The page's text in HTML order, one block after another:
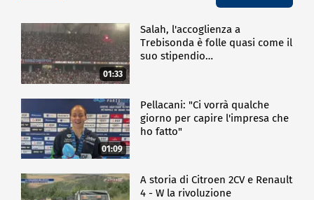
01:33
Salah, l'accoglienza a
Trebisonda è folle quasi come il
suo stipendio…
01:09
Pellacani: "Ci vorrà qualche
giorno per capire l'impresa che
ho fatto"
A storia di Citroen 2CV e Renault
4 - W la rivoluzione